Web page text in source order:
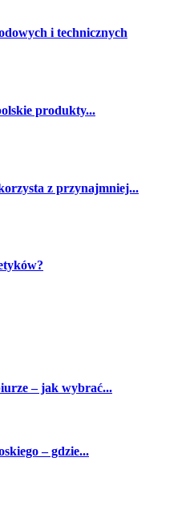
i technicznych
produkty...
z przynajmniej...
– jak wybrać...
– gdzie...